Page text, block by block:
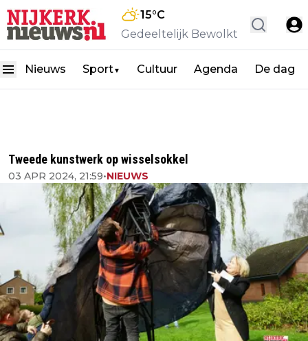
15°C
Gedeeltelijk Bewolkt
Nieuws Sport▼ Cultuur Agenda De dag
Tweede kunstwerk op wisselsokkel
03 APR 2024, 21:59•NIEUWS